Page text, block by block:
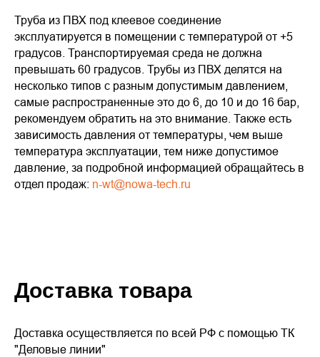
Труба из ПВХ под клеевое соединение
эксплуатируется в помещении с температурой от +5
градусов. Транспортируемая среда не должна
превышать 60 градусов. Трубы из ПВХ делятся на
несколько типов с разным допустимым давлением,
самые распространенные это до 6, до 10 и до 16 бар,
рекомендуем обратить на это внимание. Также есть
зависимость давления от температуры, чем выше
температура эксплуатации, тем ниже допустимое
давление, за подробной информацией обращайтесь в
отдел продаж: n-wt@nowa-tech.ru
Доставка товара
Доставка осуществляется по всей РФ с помощью ТК
"Деловые линии"